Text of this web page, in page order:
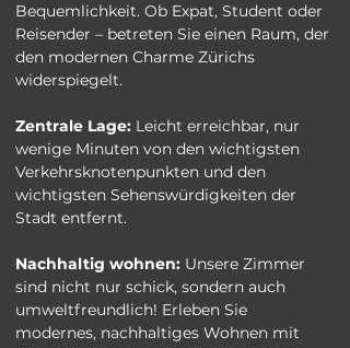
Bequemlichkeit. Ob Expat, Student oder
Reisender – betreten Sie einen Raum, der
den modernen Charme Zürichs
widerspiegelt.
Zentrale Lage: Leicht erreichbar, nur
wenige Minuten von den wichtigsten
Verkehrsknotenpunkten und den
wichtigsten Sehenswürdigkeiten der
Stadt entfernt.
Nachhaltig wohnen: Unsere Zimmer
sind nicht nur schick, sondern auch
umweltfreundlich! Erleben Sie
modernes, nachhaltiges Wohnen mit